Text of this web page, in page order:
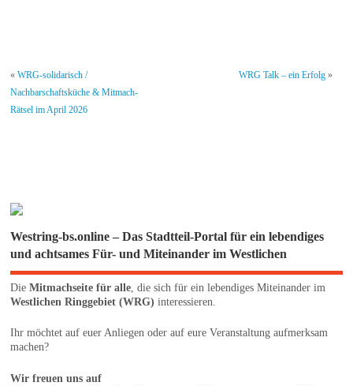
«WRG-solidarisch /
Nachbarschaftsküche & Mitmach-
Rätsel im April 2026
WRG Talk – ein Erfolg»
Westring-bs.online – Das Stadtteil-Portal für ein lebendiges
und achtsames Für- und Miteinander im Westlichen
DieMitmachseite für alle , die sich für ein lebendiges Miteinander im
Westlichen Ringgebiet (WRG) interessieren.
Ihr möchtet auf euer Anliegen oder auf eure Veranstaltung aufmerksam
machen?
Wir freuen uns auf